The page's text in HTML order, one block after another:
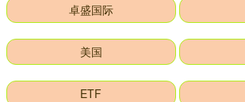
卓盛国际
美国
ETF